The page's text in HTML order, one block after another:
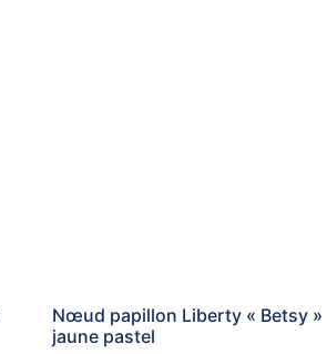
Nœud papillon Liberty « Betsy »
jaune pastel